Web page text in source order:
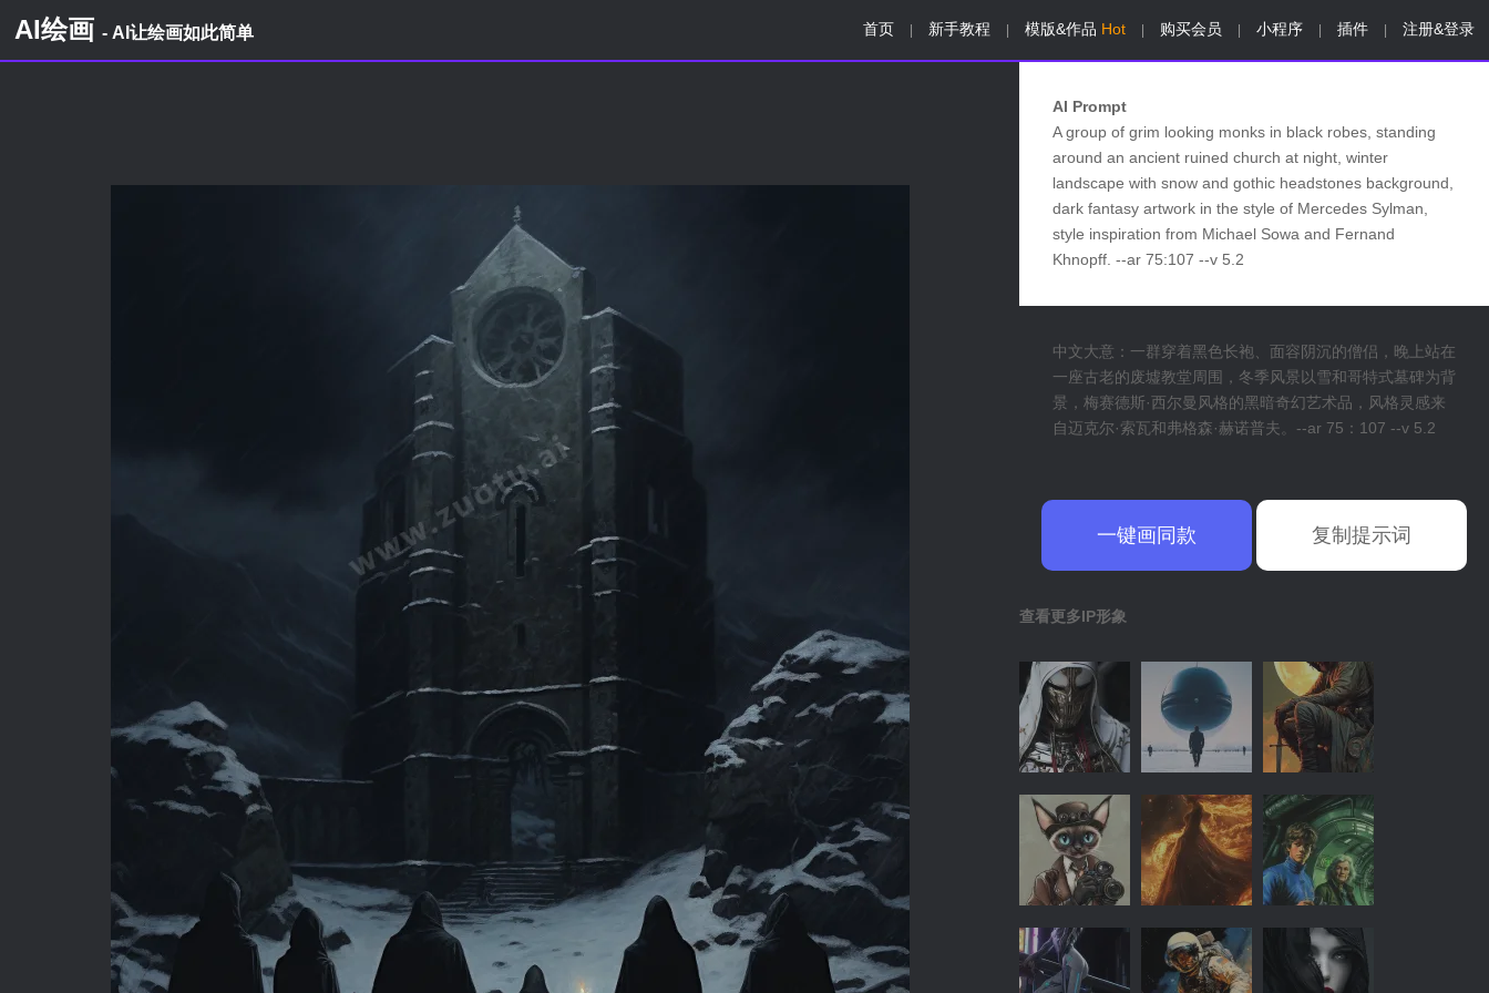
AI绘画 - AI让绘画如此简单 首页 新手教程 模版&作品 Hot 购买会员 小程序 插件 注册&登录
AI Prompt
A group of grim looking monks in black robes, standing
around an ancient ruined church at night, winter
landscape with snow and gothic headstones background,
dark fantasy artwork in the style of Mercedes Sylman,
style inspiration from Michael Sowa and Fernand
Khnopff. --ar 75:107 --v 5.2
中文大意：一群穿着黑色长袍、面容阴沉的僧侣，晚上站在
一座古老的废墟教堂周围，冬季风景以雪和哥特式墓碑为背
景，梅赛德斯·西尔曼风格的黑暗奇幻艺术品，风格灵感来
自迈克尔·索瓦和弗格森·赫诺普夫。--ar 75：107 --v 5.2
一键画同款 复制提示词
查看更多IP形象